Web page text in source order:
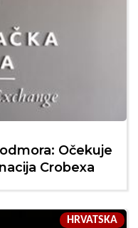
Očekuje
Crobexa
HRVATSKA